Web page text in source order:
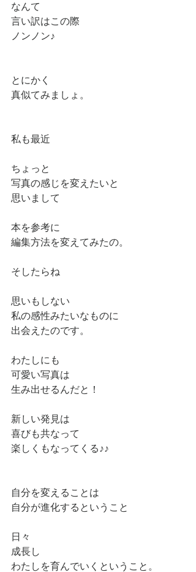
なんて
言い訳はこの際
ノンノン♪
とにかく
真似てみましょ。
私も最近
ちょっと
写真の感じを変えたいと
思いまして
本を参考に
編集方法を変えてみたの。
そしたらね
思いもしない
私の感性みたいなものに
出会えたのです。
わたしにも
可愛い写真は
生み出せるんだと！
新しい発見は
喜びも共なって
楽しくもなってくる♪♪
自分を変えることは
自分が進化するということ
日々
成長し
わたしを育んでいくということ。